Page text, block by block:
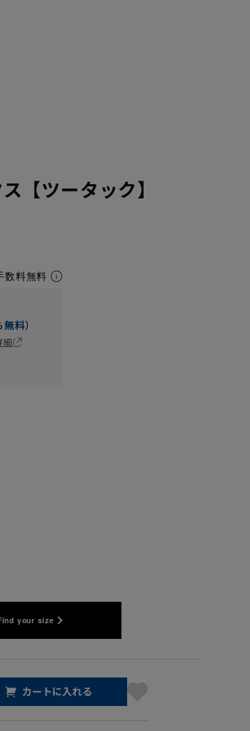
【ツータック】
数料無料
無料）
細
your size
カートに入れる